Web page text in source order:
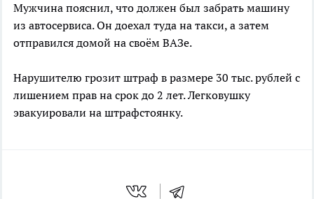
Мужчина пояснил, что должен был забрать машину
из автосервиса. Он доехал туда на такси, а затем
отправился домой на своём ВАЗе.
Нарушителю грозит штраф в размере 30 тыс. рублей с
лишением прав на срок до 2 лет. Легковушку
эвакуировали на штрафстоянку.